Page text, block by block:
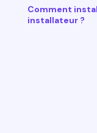
Comment
installateur ?